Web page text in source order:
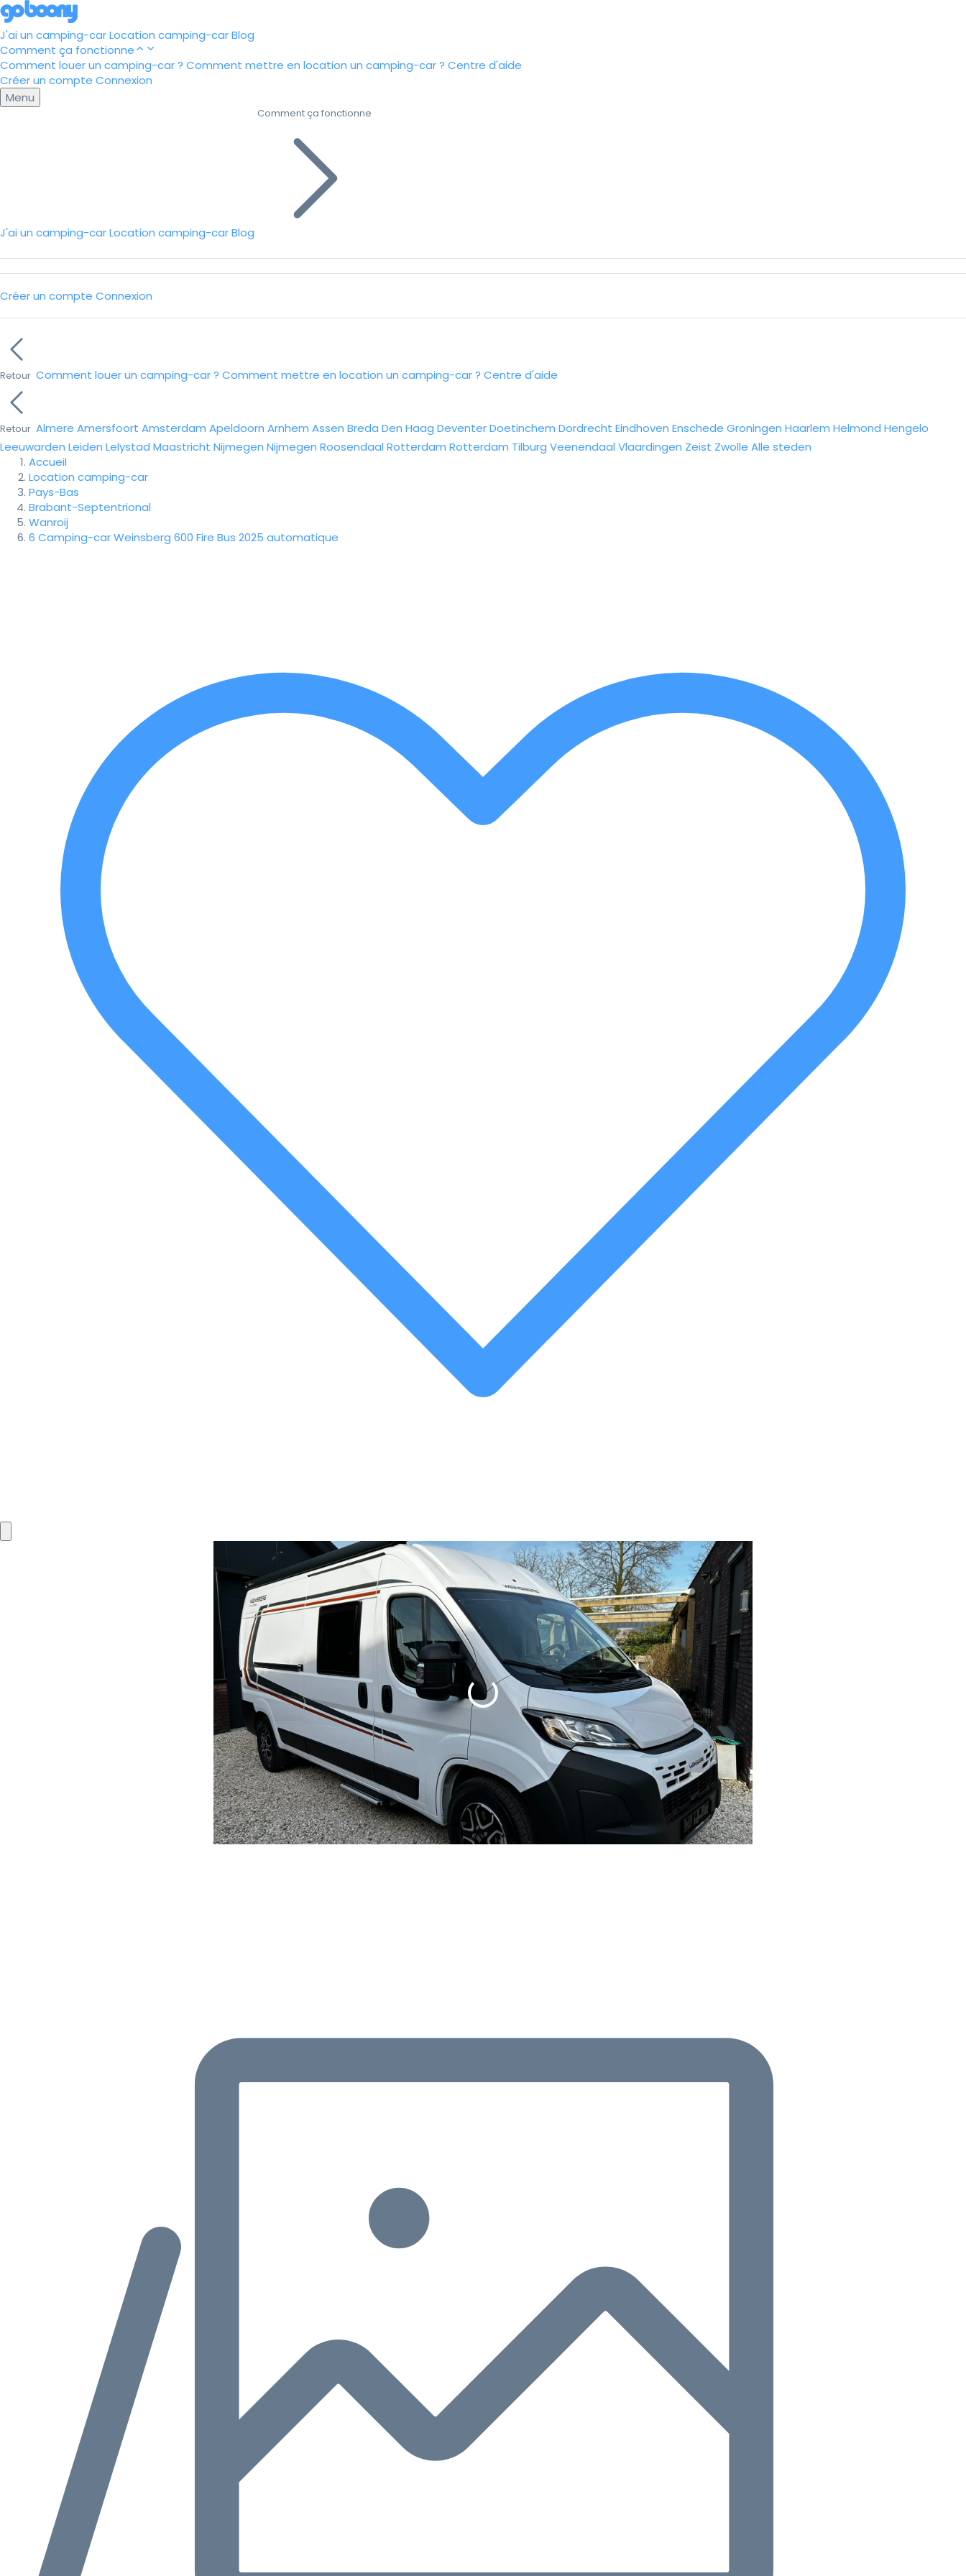
J'ai un camping-carLocation camping-carBlog
Comment ça fonctionne
Comment louer un camping-car ? Comment mettre en location un camping-car ? Centre d'aide
Créer un compte Connexion
Menu
J'ai un camping-carLocation camping-carBlog
Comment ça fonctionne
Créer un compte Connexion
Retour Comment louer un camping-car ? Comment mettre en location un camping-car ? Centre d'aide
Retour Almere Amersfoort Amsterdam Apeldoorn Arnhem Assen Breda Den Haag DeventerDoetinchem Dordrecht Eindhoven Enschede Groningen Haarlem Helmond Hengelo
Leeuwarden Leiden Lelystad Maastricht Nijmegen Nijmegen Roosendaal Rotterdam Rotterdam Tilburg Veenendaal Vlaardingen Zeist Zwolle Alle steden
Accueil
Location camping-car
Pays-Bas
Brabant-Septentrional
Wanroij
6 Camping-car Weinsberg 600 Fire Bus 2025 automatique